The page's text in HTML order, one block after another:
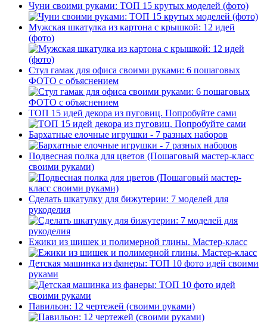
Чуни своими руками: ТОП 15 крутых моделей (фото)
Мужская шкатулка из картона с крышкой: 12 идей
(фото)
Стул гамак для офиса своими руками: 6 пошаговых
ФОТО с объяснением
ТОП 15 идей декора из пуговиц. Попробуйте сами
Бархатные елочные игрушки - 7 разных наборов
Подвесная полка для цветов (Пошаговый мастер-класс
своими руками)
Сделать шкатулку для бижутерии: 7 моделей для
рукоделия
Ежики из шишек и полимерной глины. Мастер-класс
Детская машинка из фанеры: ТОП 10 фото идей своими
руками
Павильон: 12 чертежей (своими руками)